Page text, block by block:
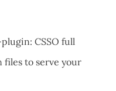
CSSO full
to serve your